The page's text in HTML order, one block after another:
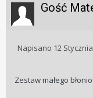
Gość
Napisano 12
Zestaw małego